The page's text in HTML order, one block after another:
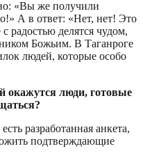
«Вы же получили
А в ответ: «Нет, нет! Это
радостью делятся чудом,
Божьим. В Таганроге
людей, которые особо
окажутся люди, готовые
разработанная анкета,
подтверждающие